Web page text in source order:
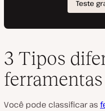
3 Tipos
Você pode classificar as